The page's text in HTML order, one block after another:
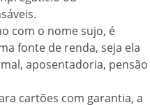
com o nome sujo, é
fonte de renda, seja ela
aposentadoria, pensão
cartões com garantia, a